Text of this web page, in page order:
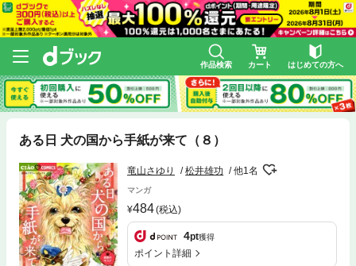
作品検索 カート はじめての方へ
ある日 犬の国から手紙が来て（８）
竜山さゆり 松井雄功 他1名
マンガ
484(税込)
4pt獲得
ポイント詳細